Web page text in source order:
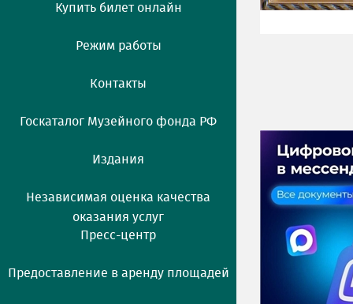
Купить билет онлайн
Режим работы
Контакты
Госкаталог Музейного фонда РФ
Издания
Независимая оценка качества
оказания услуг
Пресс-центр
Предоставление в аренду площадей